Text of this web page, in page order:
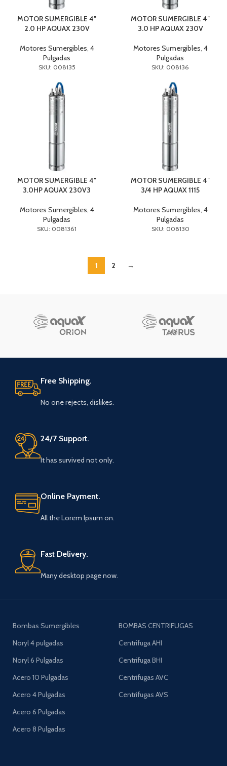
MOTOR SUMERGIBLE 4″
2.0 HP AQUAX 230V
Motores Sumergibles, 4
Pulgadas
SKU: 008135
MOTOR SUMERGIBLE 4″
3.0 HP AQUAX 230V
Motores Sumergibles, 4
Pulgadas
SKU: 008136
MOTOR SUMERGIBLE 4″
3.0HP AQUAX 230V3
Motores Sumergibles, 4
Pulgadas
SKU: 0081361
MOTOR SUMERGIBLE 4″
3/4 HP AQUAX 1115
Motores Sumergibles, 4
Pulgadas
SKU: 008130
1 2 →
Free Shipping.
No one rejects, dislikes.
24/7 Support.
It has survived not only.
Online Payment.
All the Lorem Ipsum on.
Fast Delivery.
Many desktop page now.
Bombas Sumergibles
Noryl 4 pulgadas
Noryl 6 Pulgadas
Acero 10 Pulgadas
Acero 4 Pulgadas
Acero 6 Pulgadas
Acero 8 Pulgadas
BOMBAS CENTRIFUGAS
Centrifuga AHI
Centrifuga BHI
Centrifugas AVC
Centrifugas AVS